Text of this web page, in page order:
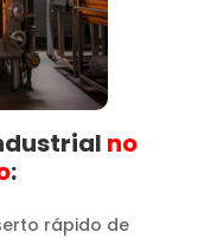
no
:
rápido de